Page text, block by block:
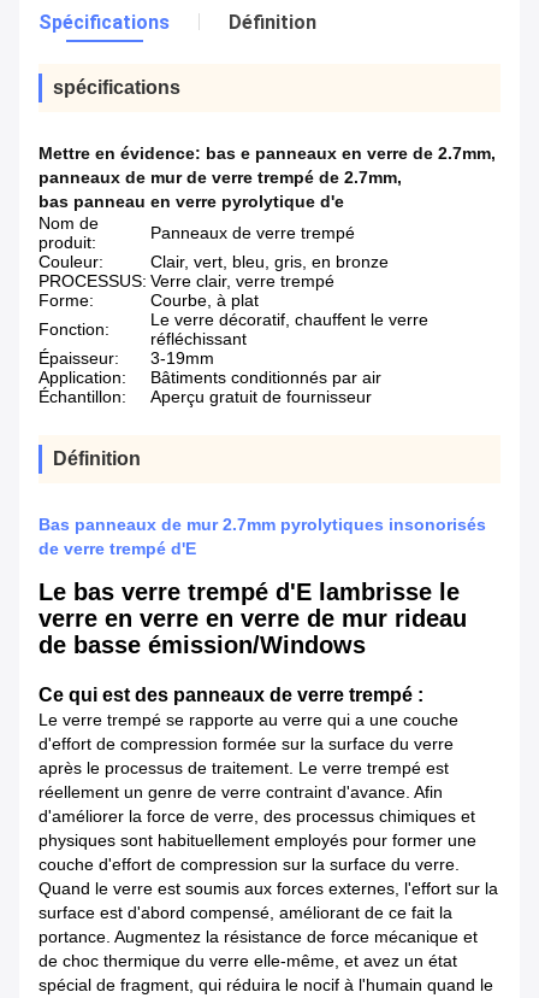
Spécifications Définition
spécifications
Mettre en évidence: bas e panneaux en verre de 2.7mm,
panneaux de mur de verre trempé de 2.7mm,
bas panneau en verre pyrolytique d'e
Nom de
produit:
Panneaux de verre trempé
Couleur:
Clair, vert, bleu, gris, en bronze
PROCESSUS: Verre clair, verre trempé
Forme:
Courbe, à plat
Fonction:
Le verre décoratif, chauffent le verre
réfléchissant
Épaisseur:
3-19mm
Application:
Bâtiments conditionnés par air
Échantillon:
Aperçu gratuit de fournisseur
Définition
Bas panneaux de mur 2.7mm pyrolytiques insonorisés
de verre trempé d'E
Le bas verre trempé d'E lambrisse le
verre en verre en verre de mur rideau
de basse émission/Windows
Ce qui est des panneaux de verre trempé :
Le verre trempé se rapporte au verre qui a une couche
d'effort de compression formée sur la surface du verre
après le processus de traitement. Le verre trempé est
réellement un genre de verre contraint d'avance. Afin
d'améliorer la force de verre, des processus chimiques et
physiques sont habituellement employés pour former une
couche d'effort de compression sur la surface du verre.
Quand le verre est soumis aux forces externes, l'effort sur la
surface est d'abord compensé, améliorant de ce fait la
portance. Augmentez la résistance de force mécanique et
de choc thermique du verre elle-même, et avez un état
spécial de fragment, qui réduira le nocif à l'humain quand le